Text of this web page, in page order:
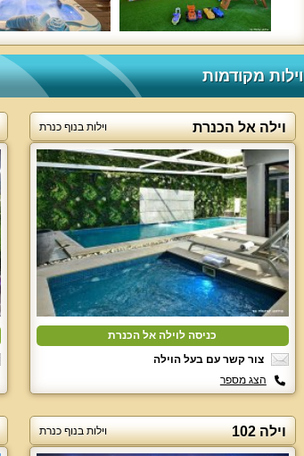
וילות מקודמות
וילה אל הכנרת וילות בנוף כנרת
כניסה לוילה אל הכנרת
צור קשר עם בעל הוילה
הצג מספר
וילה 102 וילות בנוף כנרת